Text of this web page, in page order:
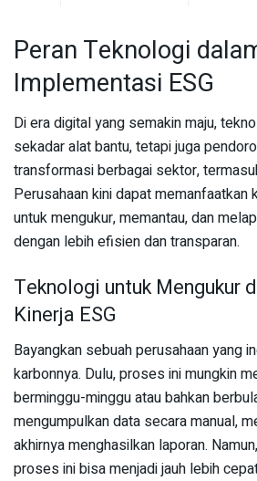
Peran Teknologi
Implementasi ESG
Di era digital yang semakin maju,
sekadar alat bantu, tetapi juga
transformasi berbagai sektor,
Perusahaan kini dapat memanfaatkan
untuk mengukur, memantau, dan
dengan lebih efisien dan transparan.
Teknologi untuk Mengukur
Kinerja ESG
Bayangkan sebuah perusahaan yang
karbonnya. Dulu, proses ini mungkin
berminggu-minggu atau bahkan
mengumpulkan data secara manual,
akhirnya menghasilkan laporan.
proses ini bisa menjadi jauh lebih